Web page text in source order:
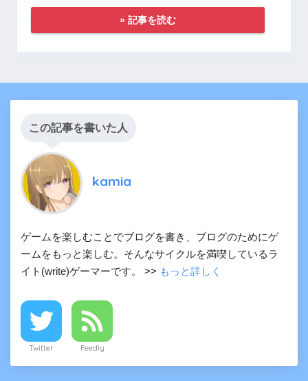
» 記事を読む
この記事を書いた人
kamia
ゲームを楽しむことでブログを書き、ブログのためにゲ
ームをもっと楽しむ。そんなサイクルを満喫しているラ
イト(write)ゲーマーです。 >> もっと詳しく
Twitter Feedly